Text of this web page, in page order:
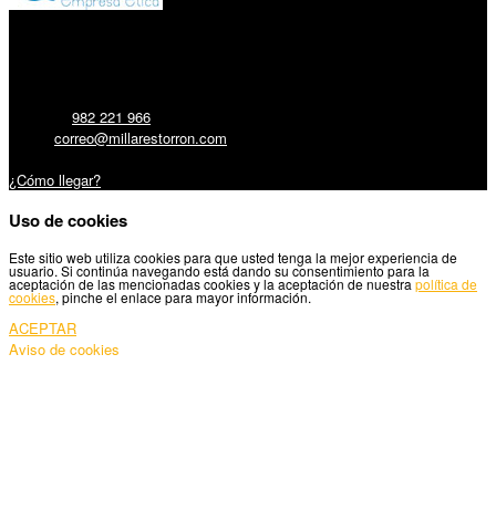
982 221 966
correo@millarestorron.com
¿Cómo llegar?
Uso de cookies
Este sitio web utiliza cookies para que usted tenga la mejor experiencia de
usuario. Si continúa navegando está dando su consentimiento para la
aceptación de las mencionadas cookies y la aceptación de nuestra política de
cookies, pinche el enlace para mayor información.
ACEPTAR
Aviso de cookies